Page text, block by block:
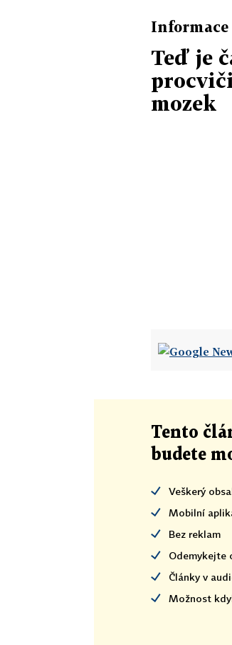
Informace
Teď je
mozek
Tento
budete
Veškerý
Mobilní
Bez reklam
Odemykejte
Články v
Možnost